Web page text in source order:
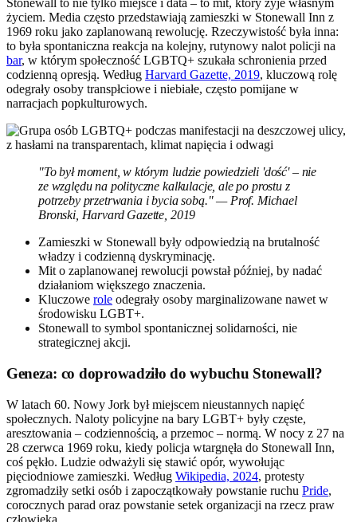
Stonewall to nie tylko miejsce i data – to mit, który żyje własnym
życiem. Media często przedstawiają zamieszki w Stonewall Inn z
1969 roku jako zaplanowaną rewolucję. Rzeczywistość była inna:
to była spontaniczna reakcja na kolejny, rutynowy nalot policji na
bar, w którym społeczność LGBTQ+ szukała schronienia przed
codzienną opresją. Według Harvard Gazette, 2019, kluczową rolę
odegrały osoby transpłciowe i niebiałe, często pomijane w
narracjach popkulturowych.
"To był moment, w którym ludzie powiedzieli 'dość' – nie
ze względu na polityczne kalkulacje, ale po prostu z
potrzeby przetrwania i bycia sobą." — Prof. Michael
Bronski, Harvard Gazette, 2019
Zamieszki w Stonewall były odpowiedzią na brutalność
władzy i codzienną dyskryminację.
Mit o zaplanowanej rewolucji powstał później, by nadać
działaniom większego znaczenia.
Kluczowe role odegrały osoby marginalizowane nawet w
środowisku LGBT+.
Stonewall to symbol spontanicznej solidarności, nie
strategicznej akcji.
Geneza: co doprowadziło do wybuchu Stonewall?
W latach 60. Nowy Jork był miejscem nieustannych napięć
społecznych. Naloty policyjne na bary LGBT+ były częste,
aresztowania – codziennością, a przemoc – normą. W nocy z 27 na
28 czerwca 1969 roku, kiedy policja wtargnęła do Stonewall Inn,
coś pękło. Ludzie odważyli się stawić opór, wywołując
pięciodniowe zamieszki. Według Wikipedia, 2024, protesty
zgromadziły setki osób i zapoczątkowały powstanie ruchu Pride,
corocznych parad oraz powstanie setek organizacji na rzecz praw
człowieka.